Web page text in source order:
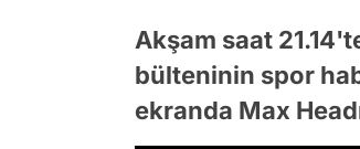
Akşam saat
bülteninin spor
ekranda Max